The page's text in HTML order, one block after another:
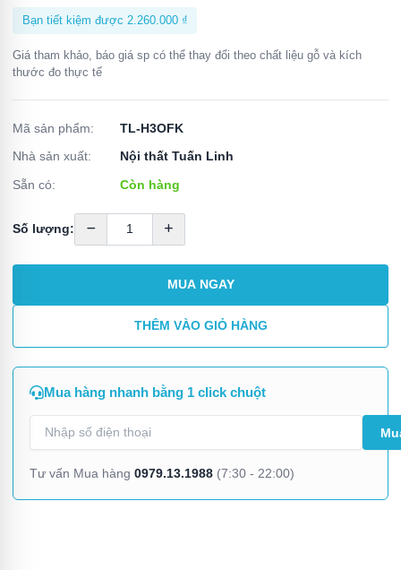
Bạn tiết kiệm được 2.260.000 ₫
Giá tham khảo, báo giá sp có thể thay đổi theo chất liệu gỗ và kích
thước đo thực tế
Mã sản phẩm:
TL-H3OFK
Nhà sản xuất:
Nội thất Tuấn Linh
Sẵn có:
Còn hàng
Số lượng:
MUA NGAY
THÊM VÀO GIỎ HÀNG
Mua hàng nhanh bằng 1 click chuột
Tư vấn Mua hàng 0979.13.1988(7:30 - 22:00)